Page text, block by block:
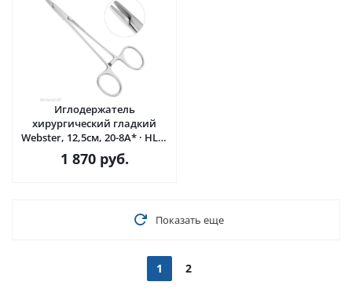
Иглодержатель
хирургический гладкий
Webster, 12,5см, 20-8A* · HLW
Dental (Германия)
1 870руб.
Показать еще
1 2